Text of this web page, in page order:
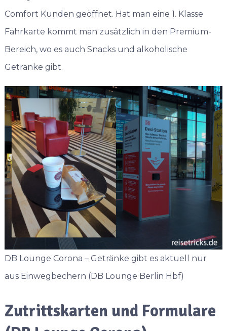
Comfort Kunden geöffnet. Hat man eine 1. Klasse
Fahrkarte kommt man zusätzlich in den Premium-
Bereich, wo es auch Snacks und alkoholische
Getränke gibt.
DB Lounge Corona – Getränke gibt es aktuell nur
aus Einwegbechern (DB Lounge Berlin Hbf)
Zutrittskarten und Formulare